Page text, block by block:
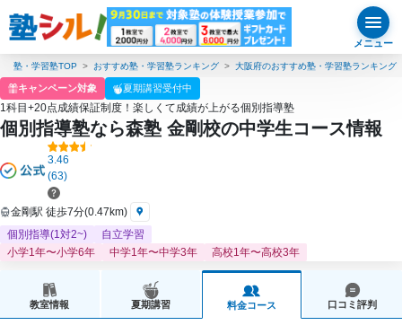
メニュー
塾・学習塾TOP おすすめ塾・学習塾ランキング 大阪府のおすすめ塾・学習塾ランキング
キャンペーン対象 夏期講習受付中
1科目+20点成績保証制度！楽しくて成績が上がる個別指導塾
個別指導塾なら森塾 金剛校の中学生コース情報
3.46
(63)
金剛駅 徒歩7分(0.47km)
個別指導(1対2~)
自立学習
小学1年〜小学6年
中学1年〜中学3年 高校1年〜高校3年
教室情報 夏期講習 料金コース 口コミ評判